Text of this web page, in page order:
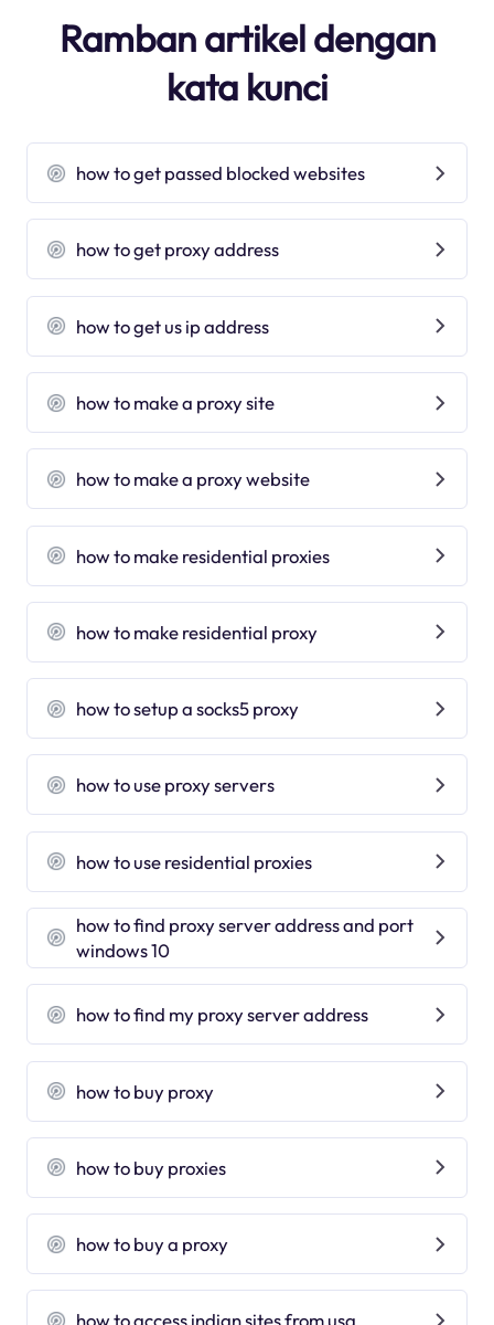
Ramban artikel dengan
kata kunci
how to get passed blocked websites
how to get proxy address
how to get us ip address
how to make a proxy site
how to make a proxy website
how to make residential proxies
how to make residential proxy
how to setup a socks5 proxy
how to use proxy servers
how to use residential proxies
how to find proxy server address and port
windows 10
how to find my proxy server address
how to buy proxy
how to buy proxies
how to buy a proxy